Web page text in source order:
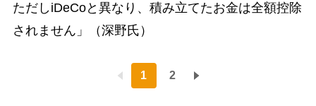
ただしiDeCoと異なり、積み立てたお金は全額控除
されません」（深野氏）
1 2